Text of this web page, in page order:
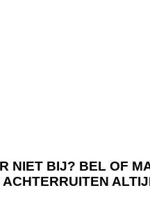
NIET BIJ? BEL OF